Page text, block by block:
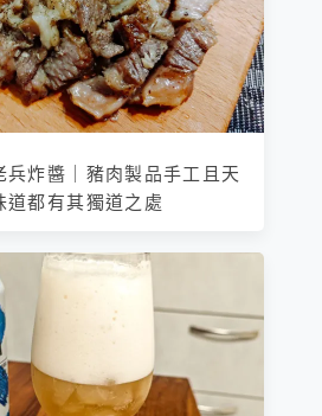
兵炸醬｜豬肉製品手工且天
道都有其獨道之處